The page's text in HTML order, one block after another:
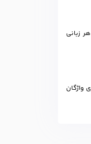
زبانی
واژگان